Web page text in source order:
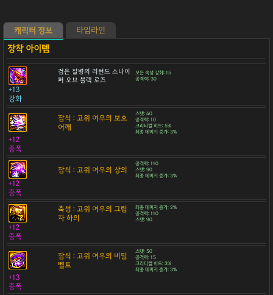
캐릭터 정보 타임라인
검은 질병의 리턴드 스나이
퍼 오브 블랙 로즈
모든 속성 강화: 15
공격력: 30
+13
강화
잠식 : 고위 여우의 보호
어깨
스탯: 40
공격력: 10
크리티컬 히트: 5%
최종 데미지 증가: 3%
+12
증폭
잠식 : 고위 여우의 상의
공격력: 110
스탯: 90
최종 데미지 증가: 3%
+12
증폭
축성 : 고위 여우의 그림
자 하의
최종 데미지 증가: 2%
공격력: 110
스탯: 90
+12
증폭
잠식 : 고위 여우의 비밀
벨트
스탯: 50
공격력: 15
크리티컬 히트: 3%
최종 데미지 증가: 3%
+13
증폭